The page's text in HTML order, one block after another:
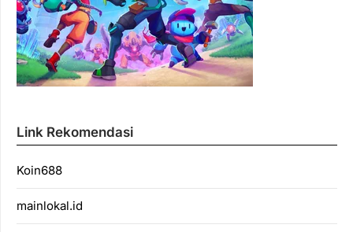
Link Rekomendasi
Koin688
mainlokal.id